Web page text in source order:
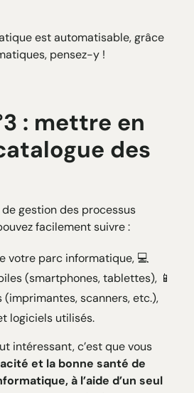
est automatisable,grâce
, pensez-y !
: mettre en
des
gestion des processus
facilement suivre :
votre parc informatique, 💻
(smartphones, tablettes), 📱
scanners, etc.),
logiciels utilisés.
intéressant, c’est que vous
et la bonne santé de
à l’aide d’un seul